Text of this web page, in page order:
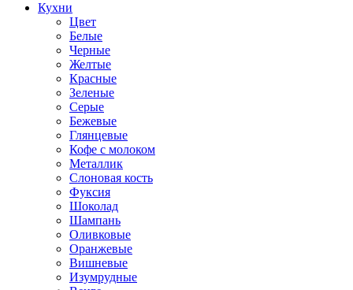
Кухни
Цвет
Белые
Черные
Желтые
Красные
Зеленые
Серые
Бежевые
Глянцевые
Кофе с молоком
Металлик
Слоновая кость
Фуксия
Шоколад
Шампань
Оливковые
Оранжевые
Вишневые
Изумрудные